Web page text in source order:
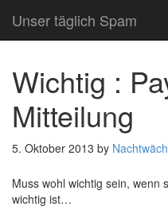
Unser täglich Spam
Wichtig :
Mitteilung
5. Oktober 2013 by
Muss wohl wichtig sein, wenn
wichtig ist…